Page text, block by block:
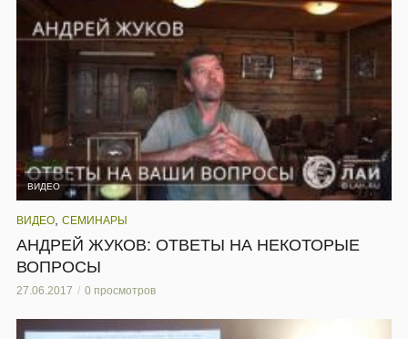
ВИДЕО
ВИДЕО СЕМИНАРЫ
АНДРЕЙ ЖУКОВ: ОТВЕТЫ НА НЕКОТОРЫЕ
ВОПРОСЫ
27.06.2017 0 просмотров